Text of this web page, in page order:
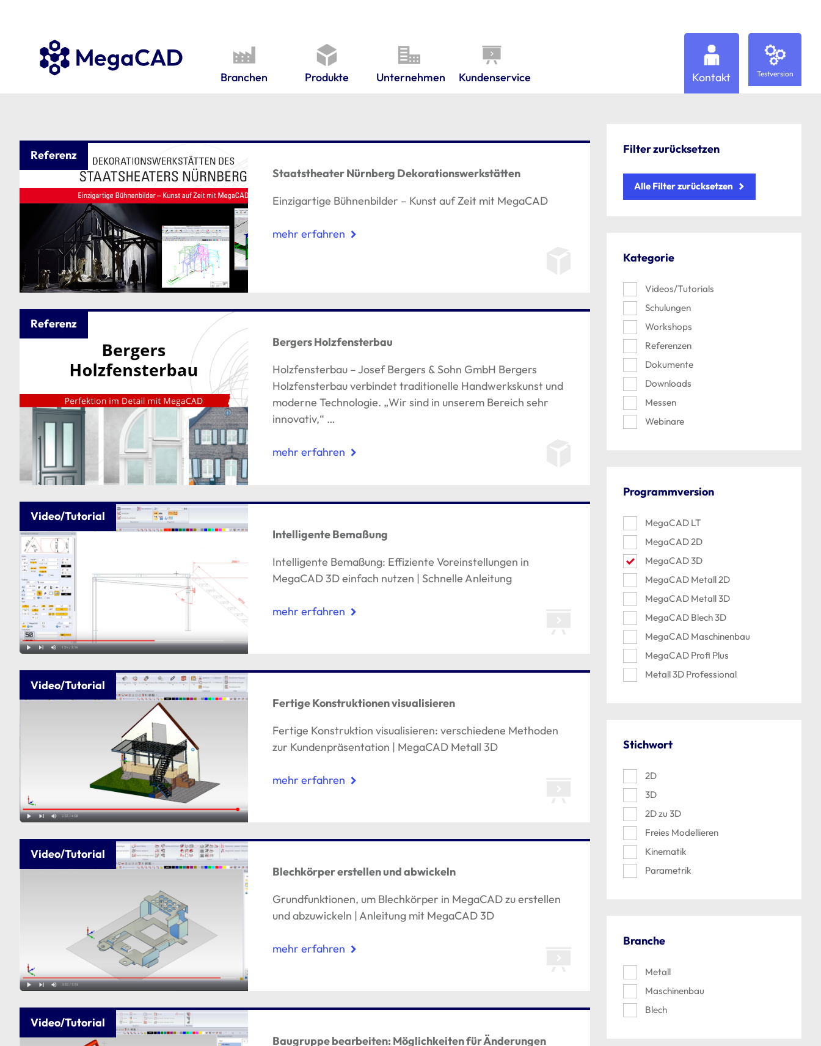
Branchen Produkte Unternehmen Kundenservice Kontakt Testversion
Referenz
Staatstheater Nürnberg Dekorationswerkstätten
Einzigartige Bühnenbilder – Kunst auf Zeit mit MegaCAD
mehr erfahren
Referenz
Bergers Holzfensterbau
Holzfensterbau – Josef Bergers & Sohn GmbH Bergers
Holzfensterbau verbindet traditionelle Handwerkskunst und
moderne Technologie. „Wir sind in unserem Bereich sehr
innovativ,“ …
mehr erfahren
Video/Tutorial
Intelligente Bemaßung
Intelligente Bemaßung: Effiziente Voreinstellungen in
MegaCAD 3D einfach nutzen | Schnelle Anleitung
mehr erfahren
Video/Tutorial
Fertige Konstruktionen visualisieren
Fertige Konstruktion visualisieren: verschiedene Methoden
zur Kundenpräsentation | MegaCAD Metall 3D
mehr erfahren
Video/Tutorial
Blechkörper erstellen und abwickeln
Grundfunktionen, um Blechkörper in MegaCAD zu erstellen
und abzuwickeln | Anleitung mit MegaCAD 3D
mehr erfahren
Video/Tutorial
Baugruppe bearbeiten: Möglichkeiten für Änderungen
Filter zurücksetzen
Alle Filter zurücksetzen
Kategorie
Videos/Tutorials
Schulungen
Workshops
Referenzen
Dokumente
Downloads
Messen
Webinare
Programmversion
MegaCAD LT
MegaCAD 2D
MegaCAD 3D
MegaCAD Metall 2D
MegaCAD Metall 3D
MegaCAD Blech 3D
MegaCAD Maschinenbau
MegaCAD Profi Plus
Metall 3D Professional
Stichwort
2D
3D
2D zu 3D
Freies Modellieren
Kinematik
Parametrik
Branche
Metall
Maschinenbau
Blech